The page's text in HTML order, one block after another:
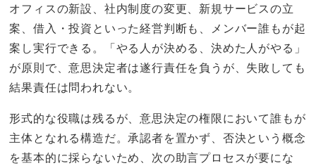
オフィスの新設、社内制度の変更、新規サービスの立
案、借入・投資といった経営判断も、メンバー誰もが起
案し実行できる。「やる人が決める、決めた人がやる」
が原則で、意思決定者は遂行責任を負うが、失敗しても
結果責任は問われない。
形式的な役職は残るが、意思決定の権限において誰もが
主体となれる構造だ。承認者を置かず、否決という概念
を基本的に採らないため、次の助言プロセスが要にな